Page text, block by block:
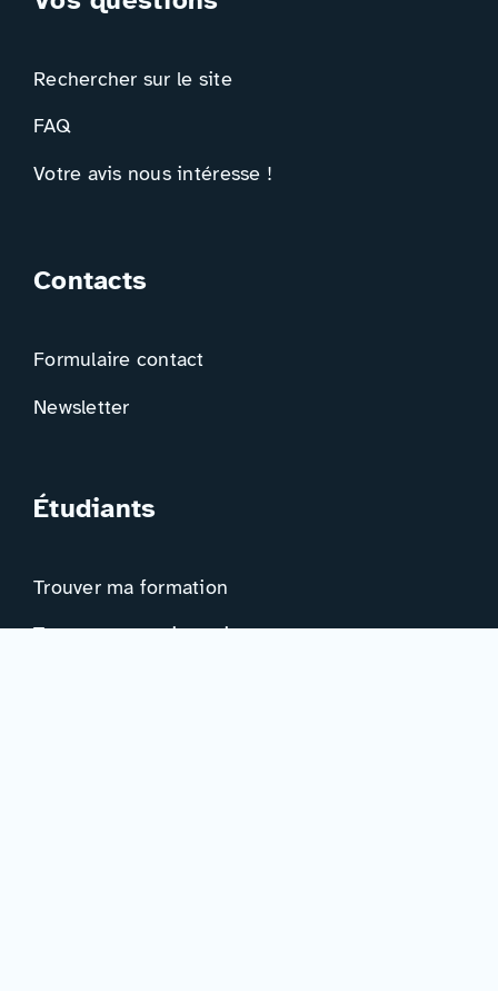
Rechercher sur le site
FAQ
Votre avis nous intéresse !
Contacts
Formulaire contact
Newsletter
Étudiants
Trouver ma formation
Trouver mon orientation